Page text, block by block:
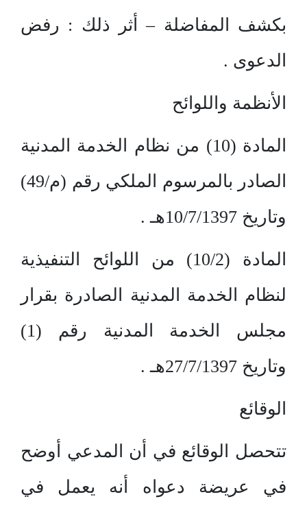
بكشف المفاضلة – أثر ذلك : رفض
الدعوى .
الأنظمة واللوائح
المادة (10) من نظام الخدمة المدنية
الصادر بالمرسوم الملكي رقم (م/49)
وتاريخ 10/7/1397هـ .
المادة (10/2) من اللوائح التنفيذية
لنظام الخدمة المدنية الصادرة بقرار
مجلس الخدمة المدنية رقم (1)
وتاريخ 27/7/1397هـ .
الوقائع
تتحصل الوقائع في أن المدعي أوضح
في عريضة دعواه أنه يعمل في